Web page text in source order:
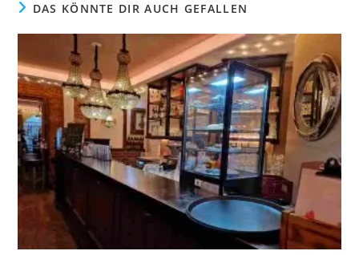
DAS KÖNNTE DIR AUCH GEFALLEN